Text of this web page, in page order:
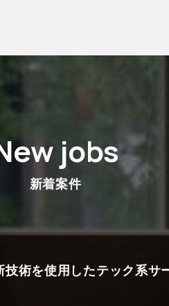
jobs
新着案件
技術を使用したテック系サ